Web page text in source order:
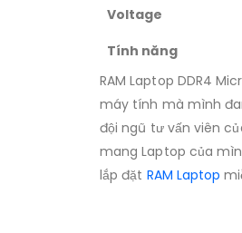
Voltage
Tính năng
RAM Laptop DDR4
máy tính mà mình
đội ngũ tư vấn viên
mang Laptop của
lắp đặt RAM Laptop